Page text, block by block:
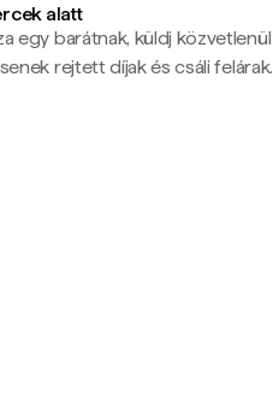
alatt
egy barátnak, küldj közvetlenül
rejtett díjak és csáli felárak.